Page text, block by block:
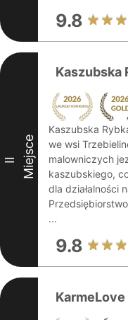
9.8
II Miejsce
Kaszubska
Kaszubska
we wsi
malowniczych
kaszubskiego,
dla działalności
...
9.8